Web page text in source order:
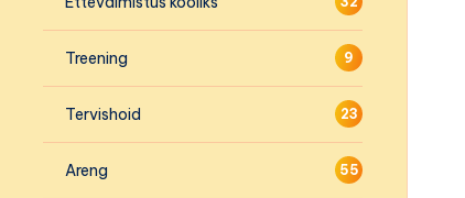
Treening 9
Tervishoid 23
Areng 55